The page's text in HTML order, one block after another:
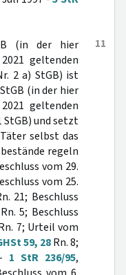
11
(in der hier
geltenden
2 a) StGB) ist
(in der hier
geltenden
StGB) und setzt
selbst das
regeln
vom 29.
vom 25.
21; Beschluss
5; Beschluss
7; Urteil vom
59, 28Rn. 8;
1 StR 236/95,